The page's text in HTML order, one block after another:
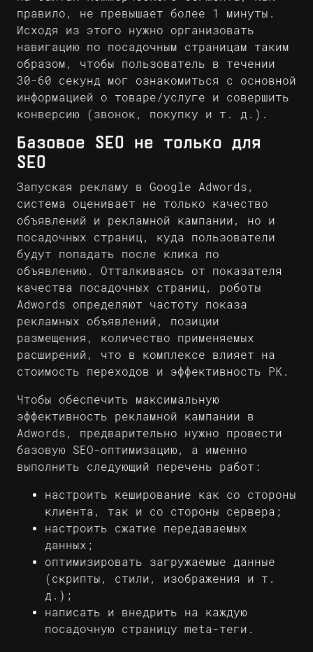
правило, не превышает более 1 минуты.
Исходя из этого нужно организовать
навигацию по посадочным страницам таким
образом, чтобы пользователь в течении
30-60 секунд мог ознакомиться с основной
информацией о товаре/услуге и совершить
конверсию (звонок, покупку и т. д.).
Базовое SEO не только для
SEO
Запуская рекламу в Google Adwords,
система оценивает не только качество
объявлений и рекламной кампании, но и
посадочных страниц, куда пользователи
будут попадать после клика по
объявлению. Отталкиваясь от показателя
качества посадочных страниц, роботы
Adwords определяют частоту показа
рекламных объявлений, позиции
размещения, количество применяемых
расширений, что в комплексе влияет на
стоимость переходов и эффективность РК.
Чтобы обеспечить максимальную
эффективность рекламной кампании в
Adwords, предварительно нужно провести
базовую SEO-оптимизацию , а именно
выполнить следующий перечень работ:
настроить кеширование как со стороны
клиента, так и со стороны сервера;
настроить сжатие передаваемых
данных;
оптимизировать загружаемые данные
(скрипты, стили, изображения и т.
д.);
написать и внедрить на каждую
посадочную страницу meta-теги.